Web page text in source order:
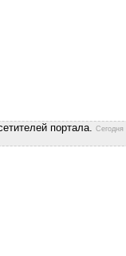
портала. Сегодня